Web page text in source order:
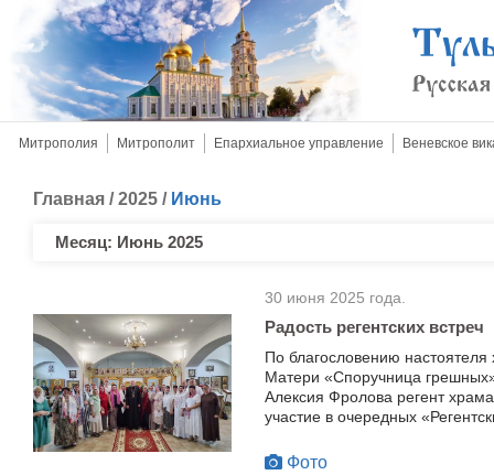
Митрополия Митрополит Епархиальное управление Веневское
Главная /2025 / Июнь
Месяц: Июнь 2025
30 июня 2025 года.
Радость регентских встреч
По благословению
Матери «Споручница
Алексия Фролова регент
участие в очередных
Фото